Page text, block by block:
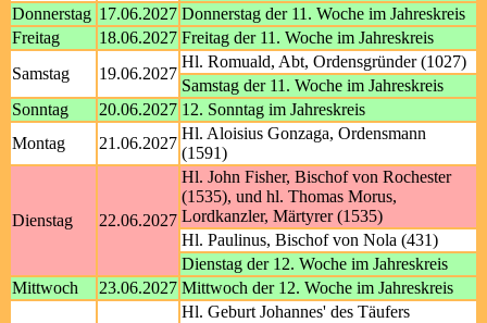
Donnerstag 17.06.2027 Donnerstag der 11. Woche im Jahreskreis
Freitag
18.06.2027 Freitag der 11. Woche im Jahreskreis
Samstag
19.06.2027
Hl. Romuald, Abt, Ordensgründer (1027)
Samstag der 11. Woche im Jahreskreis
Sonntag
20.06.2027 12. Sonntag im Jahreskreis
Montag
21.06.2027
Hl. Aloisius Gonzaga, Ordensmann
(1591)
Dienstag 22.06.2027
Hl. John Fisher, Bischof von Rochester
(1535), und hl. Thomas Morus,
Lordkanzler, Märtyrer (1535)
Hl. Paulinus, Bischof von Nola (431)
Dienstag der 12. Woche im Jahreskreis
Mittwoch
23.06.2027 Mittwoch der 12. Woche im Jahreskreis
Hl. Geburt Johannes' des Täufers